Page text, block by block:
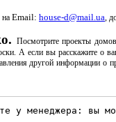
на Email: house-d@mail.ua ,
Посмотрите проекты
А если вы расскажите о
другой информации о
у менеджера: